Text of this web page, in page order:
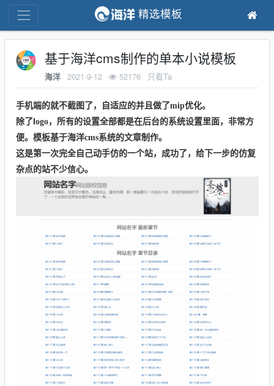
精选模板
基于海洋cms制作的单本小说模板
海洋 2021-9-12 52176 只看Ta
手机端的就不截图了，自适应的并且做了mip优化。
除了logo，所有的设置全部都是在后台的系统设置里面，非常方
便。模板基于海洋cms系统的文章制作。
这是第一次完全自己动手仿的一个站，成功了，给下一步的仿复
杂点的站不少信心。